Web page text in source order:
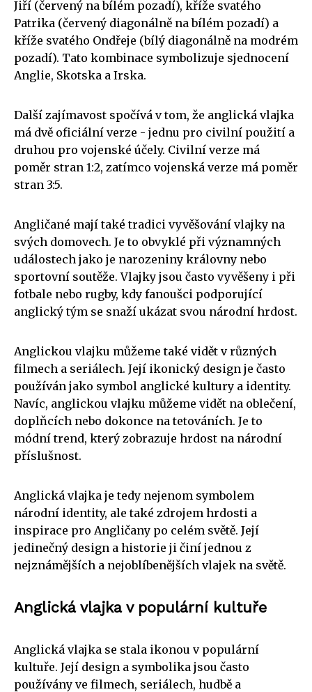
Jiří (červený na bílém pozadí), kříže svatého
Patrika (červený diagonálně na bílém pozadí) a
kříže svatého Ondřeje (bílý diagonálně na modrém
pozadí). Tato kombinace symbolizuje sjednocení
Anglie, Skotska a Irska.
Další zajímavost spočívá v tom, že anglická vlajka
má dvě oficiální verze - jednu pro civilní použití a
druhou pro vojenské účely. Civilní verze má
poměr stran 1:2, zatímco vojenská verze má poměr
stran 3:5.
Angličané mají také tradici vyvěšování vlajky na
svých domovech. Je to obvyklé při významných
událostech jako je narozeniny královny nebo
sportovní soutěže. Vlajky jsou často vyvěšeny i při
fotbale nebo rugby, kdy fanoušci podporující
anglický tým se snaží ukázat svou národní hrdost.
Anglickou vlajku můžeme také vidět v různých
filmech a seriálech. Její ikonický design je často
používán jako symbol anglické kultury a identity.
Navíc, anglickou vlajku můžeme vidět na oblečení,
doplňcích nebo dokonce na tetováních. Je to
módní trend, který zobrazuje hrdost na národní
příslušnost.
Anglická vlajka je tedy nejenom symbolem
národní identity, ale také zdrojem hrdosti a
inspirace pro Angličany po celém světě. Její
jedinečný design a historie ji činí jednou z
nejznámějších a nejoblíbenějších vlajek na světě.
Anglická vlajka v populární kultuře
Anglická vlajka se stala ikonou v populární
kultuře. Její design a symbolika jsou často
používány ve filmech, seriálech, hudbě a